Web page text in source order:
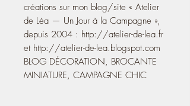
créations sur mon blog/site « Atelier
de Léa — Un Jour à la Campagne »,
depuis 2004 : http://atelier-de-lea.fr
et http://atelier-de-lea.blogspot.com
BLOG DÉCORATION, BROCANTE
MINIATURE, CAMPAGNE CHIC